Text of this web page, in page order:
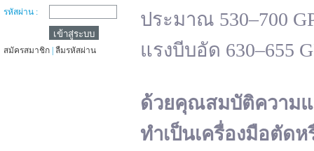
รหัสผ่าน :
สมัครสมาชิก ลืมรหัสผ่าน
ประมาณ 530–700
แรงบีบอัด 630–655
ด้วยคุณสมบัติความแ
ทำเป็นเครื่องมือตัดห